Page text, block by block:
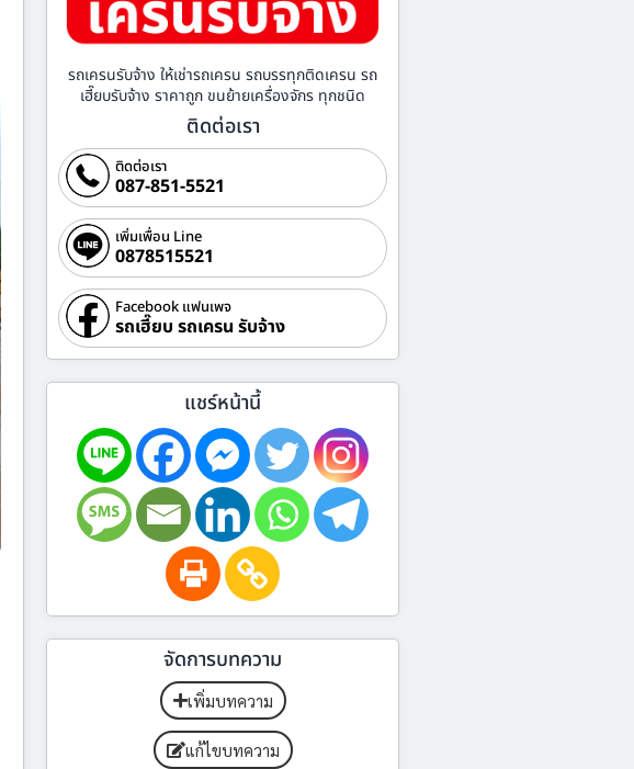
รถเครนรับจ้าง ให้เช่ารถเครน รถบรรทุกติดเครน รถ
เฮี๊ยบรับจ้าง ราคาถูก ขนย้ายเครื่องจักร ทุกชนิด
ติดต่อเรา
ติดต่อเรา
087-851-5521
เพิ่มเพื่อน Line
0878515521
Facebook แฟนเพจ
รถเฮี๊ยบ รถเครน รับจ้าง
แชร์หน้านี้
จัดการบทความ
เพิ่มบทความ
แก้ไขบทความ